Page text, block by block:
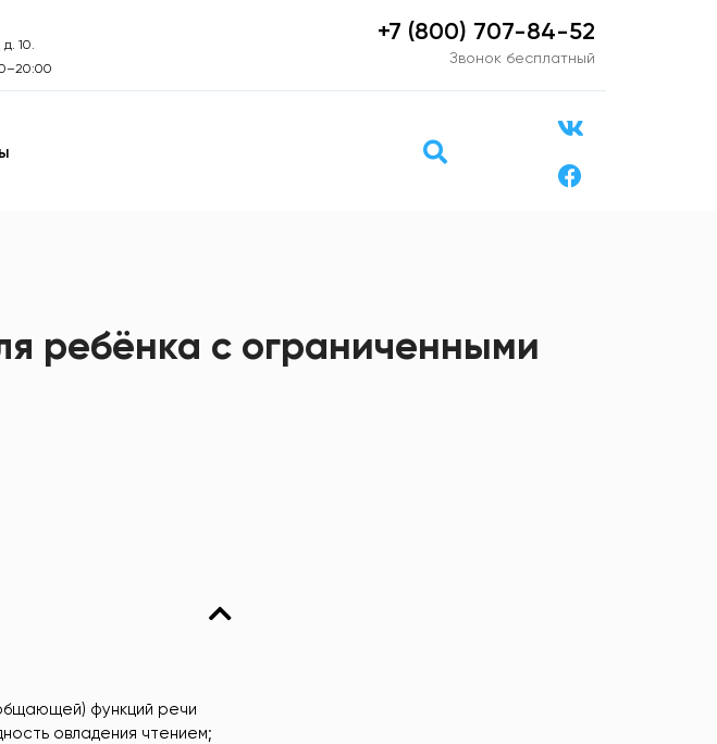
10.
+7 (800) 707-84-52
Звонок бесплатный
ребёнка с ограниченными
функций речи
овладения чтением;